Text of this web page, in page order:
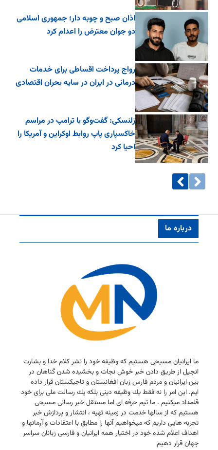
اذان صبح و چوبه دار؛ جمهوری اسلامی
دو جوان معترض را اعدام کرد
رواج پرداخت اقساطی برای خدمات
درمانی در ایران در سایه بحران اقتصادی
زلنسکی: گفت‌وگو با ترامپ در مراسم
خاکسپاری پاپ روابط اوکراین و آمریکا را
احیا کرد
درباره ما
ما ایرانیان مسیحی هستیم كه وظیفه خود را نشر كلام خدا و بشارت
انجیل از طریق دادن خبر خوش نجات و بخشیده شدن گناهان در
بین ایرانیان و مردم فارس زبان افغانستان و تاجیكستان قرار داده
ایم. این امر را نه فقط یك وظیفه دینی بلكه یك رسالت ملی برای خود
قلمداد میكنیم . ما تیم حرفه ای اما مستقل خبر رسانی مسیحی
هستیم كه از سالها خدمت در زمینه تهیه ، انتشار و پردازش خبر
تجربه هایی داریم كه میخواهیم آنها را مطابق با اعتقادات و آرمانها و
اهداف اعلام شده خود در اختیار همه ایرانیان و فارسی زبانان سراسر
جهان قرار دهیم